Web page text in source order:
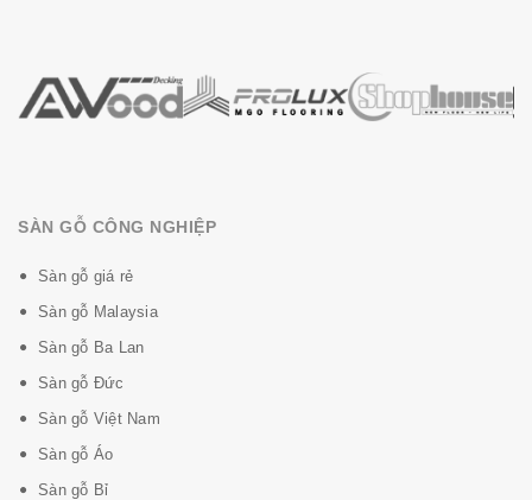
SÀN GỖ CÔNG NGHIỆP
Sàn gỗ giá rẻ
Sàn gỗ Malaysia
Sàn gỗ Ba Lan
Sàn gỗ Đức
Sàn gỗ Việt Nam
Sàn gỗ Áo
Sàn gỗ Bỉ